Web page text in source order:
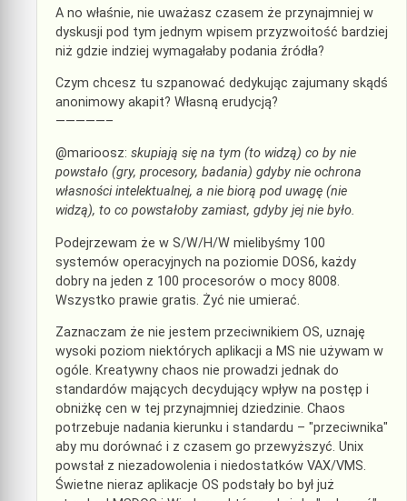
A no właśnie, nie uważasz czasem że przynajmniej w
dyskusji pod tym jednym wpisem przyzwoitość bardziej
niż gdzie indziej wymagałaby podania źródła?
Czym chcesz tu szpanować dedykując zajumany skądś
anonimowy akapit? Własną erudycją?
—————–
@marioosz: skupiają się na tym (to widzą) co by nie
powstało (gry, procesory, badania) gdyby nie ochrona
własności intelektualnej, a nie biorą pod uwagę (nie
widzą), to co powstałoby zamiast, gdyby jej nie było.
Podejrzewam że w S/W/H/W mielibyśmy 100
systemów operacyjnych na poziomie DOS6, każdy
dobry na jeden z 100 procesorów o mocy 8008.
Wszystko prawie gratis. Żyć nie umierać.
Zaznaczam że nie jestem przeciwnikiem OS, uznaję
wysoki poziom niektórych aplikacji a MS nie używam w
ogóle. Kreatywny chaos nie prowadzi jednak do
standardów mających decydujący wpływ na postęp i
obniżkę cen w tej przynajmniej dziedzinie. Chaos
potrzebuje nadania kierunku i standardu – "przeciwnika"
aby mu dorównać i z czasem go przewyższyć. Unix
powstał z niezadowolenia i niedostatków VAX/VMS.
Świetne nieraz aplikacje OS podstały bo był już